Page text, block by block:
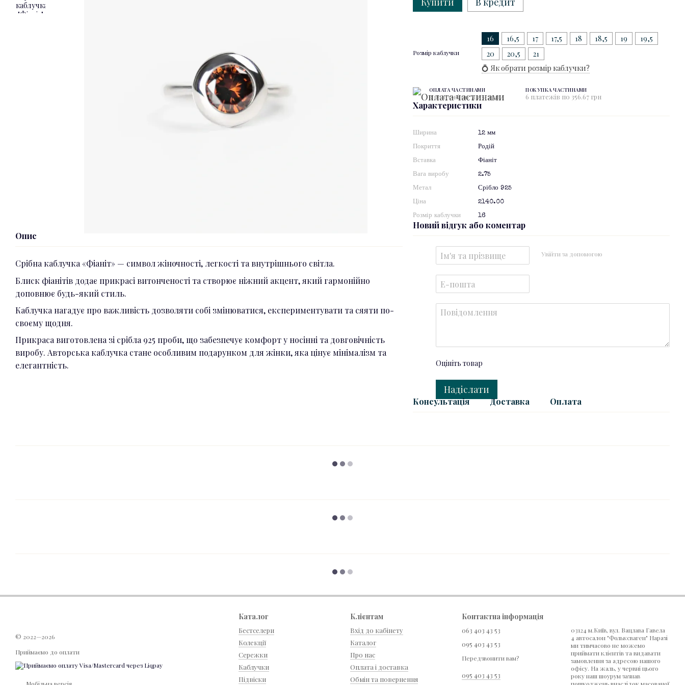
Опис
Срібна каблучка «Фіаніт» — символ жіночності, легкості та внутрішнього світла.
Блиск фіанітів додає прикрасі витонченості та створює ніжний акцент, який гармонійно
доповнює будь-який стиль.
Каблучка нагадує про важливість дозволяти собі змінюватися, експериментувати та сяяти по-
своєму щодня.
Прикраса виготовлена зі срібла 925 проби, що забезпечує комфорт у носінні та довговічність
виробу. Авторська каблучка стане особливим подарунком для жінки, яка цінує мінімалізм та
елегантність.
Розмір каблучки
16 16,5 17 17,5 18 18,5 19
19,5
20
20,5
21
💍 Як обрати розмір каблучки?
ОПЛАТА ЧАСТИНАМИ
3 платежі по 713.33 грн
ПОКУПКА ЧАСТИНАМИ
6 платежів по 356.67 грн
Характеристики
Ширина 12 мм
Покриття Родій
Вставка Фіаніт
Вага виробу 2.75
Метал Срібло 925
Ціна 2140.00
Розмір каблучки 16
Новий відгук або коментар
Увійти за допомогою
Оцініть товар
Надіслати
Консультація Доставка Оплата
© 2022—2026
Приймаємо до оплати
Каталог
Бестселери
Колекції
Сережки
Каблучки
Підвіски
Клієнтам
Вхід до кабінету
Каталог
Про нас
Оплата і доставка
Обмін та повернення
Контактна інформація
063 403 43 53
095 403 43 53
Передзвонити вам?
095 403 43 53
03124 м.Київ, вул. Вацлава Гавела
4 автосалон "Фольксваген" Наразі
ми тимчасово не можемо
приймати клієнтів та видавати
замовлення за адресою нашого
офісу. На жаль, у червні цього
року наш шоурум зазнав